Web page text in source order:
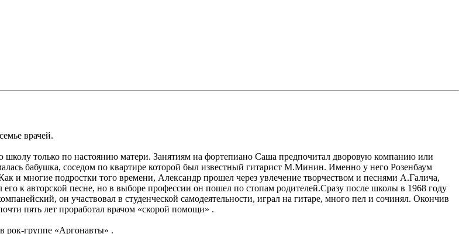
врачей.
школу только по настоянию матери. Занятиям на фортепиано Саша предпочитал дворовую компанию или
бабушка, соседом по квартире которой был известный гитарист М.Минин. Именно у него Розенбаум
и многие подростки того времени, Александр прошел через увлечение творчеством и песнями А.Галича,
к авторской песне, но в выборе профессии он пошел по стопам родителей.Сразу после школы в 1968 году
он участвовал в студенческой самодеятельности, играл на гитаре, много пел и сочинял. Окончив
пять лет проработал врачом «скорой помощи» .
рок-группе «Аргонавты» .